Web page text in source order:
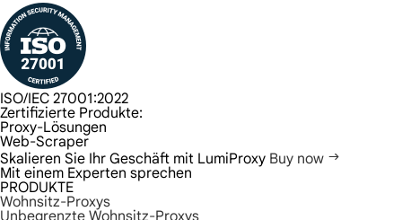
ISO/IEC 27001:2022
Zertifizierte Produkte:
Proxy-Lösungen
Web-Scraper
Skalieren Sie Ihr Geschäft mit LumiProxy Buy now
Mit einem Experten sprechen
PRODUKTE
Wohnsitz-Proxys
Unbegrenzte Wohnsitz-Proxys